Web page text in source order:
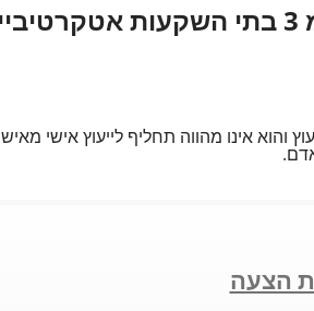
והוא אינו מהווה תחליף לייעוץ אישי מאיש
הצעה